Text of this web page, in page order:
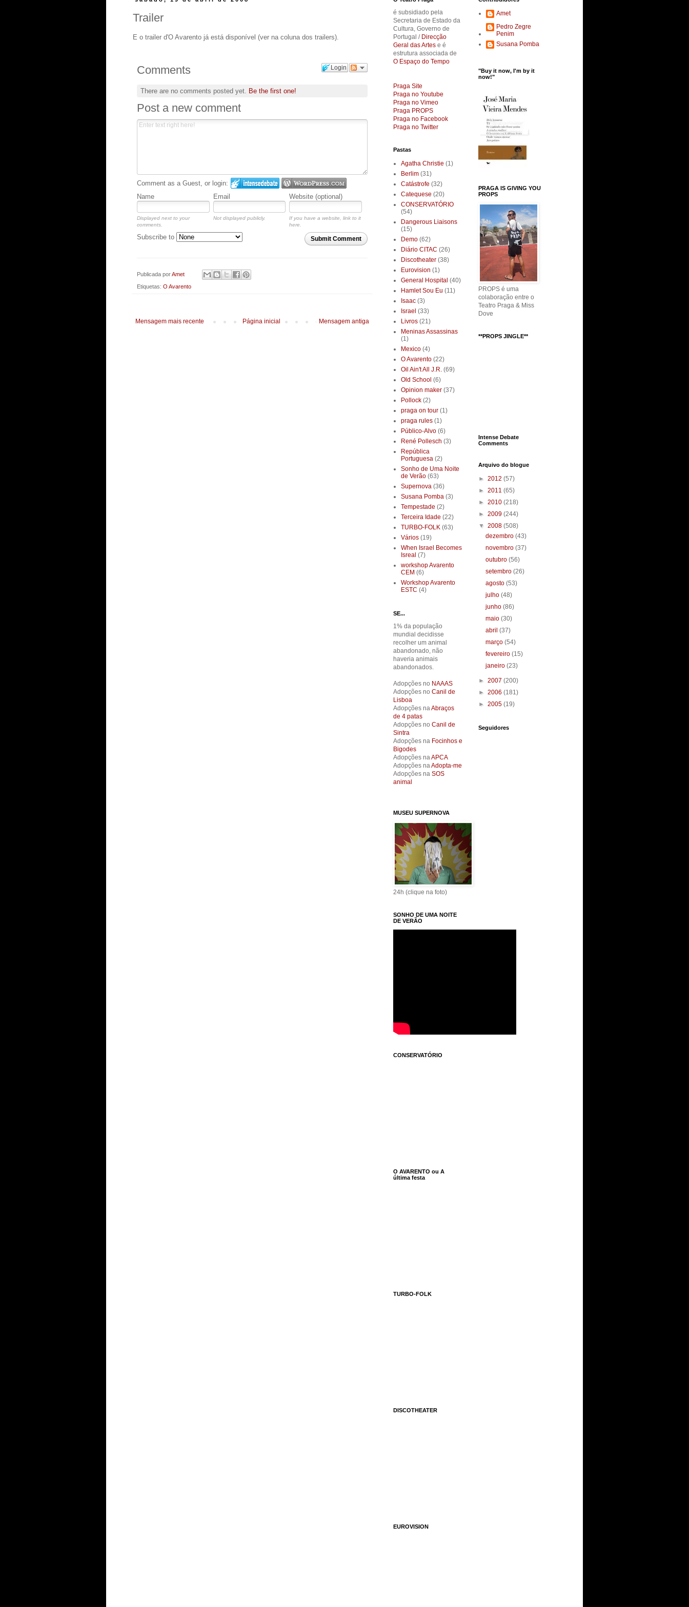
Trailer
E o trailer d'O Avarento já está disponível (ver na coluna dos trailers).
Login
Comments
There are no comments posted yet. Be the first one!
Post a new comment
Comment as a Guest, or login:
Name
Email Website (optional)
Displayed next to your
comments.
Not displayed publicly.
If you have a website, link to it
here.
Submit Comment
Subscribe to
Publicada porAmet
Etiquetas: O Avarento
Mensagem mais recente Mensagem antiga
Página inicial
é subsidiado pela
Secretaria de Estado da
Cultura, Governo de
Portugal / Direcção
Geral das Artes e é
estrutura associada de
O Espaço do Tempo
Praga Site
Praga no Youtube
Praga no Vimeo
Praga PROPS
Praga no Facebook
Praga no Twitter
Pastas
Agatha Christie (1)
Berlim (31)
Catástrofe (32)
Catequese (20)
CONSERVATÓRIO
(54)
Dangerous Liaisons
(15)
Demo (62)
Diário CITAC (26)
Discotheater (38)
Eurovision (1)
General Hospital (40)
Hamlet Sou Eu (11)
Isaac (3)
Israel (33)
Livros (21)
Meninas Assassinas
(1)
Mexico (4)
O Avarento (22)
Oil Ain't All J.R. (69)
Old School (6)
Opinion maker (37)
Pollock (2)
praga on tour (1)
praga rules (1)
Público-Alvo (6)
René Pollesch (3)
República
Portuguesa (2)
Sonho de Uma Noite
de Verão (63)
Supernova (36)
Susana Pomba (3)
Tempestade (2)
Terceira Idade (22)
TURBO-FOLK (63)
Vários (19)
When Israel Becomes
Isreal (7)
workshop Avarento
CEM (6)
Workshop Avarento
ESTC (4)
SE...
1% da população
mundial decidisse
recolher um animal
abandonado, não
haveria animais
abandonados.
Adopções no NAAAS
Adopções no Canil de
Lisboa
Adopções naAbraços
de 4 patas
Adopções no Canil de
Sintra
Adopções na Focinhos e
Bigodes
Adopções naAPCA
Adopções naAdopta-me
Adopções na SOS
animal
MUSEU SUPERNOVA
24h (clique na foto)
SONHO DE UMA NOITE
DE VERÃO
CONSERVATÓRIO
O AVARENTO ou A
última festa
TURBO-FOLK
DISCOTHEATER
EUROVISION
Amet
Pedro Zegre
Penim
Susana Pomba
"Buy it now, I'm by it
now!"
PRAGA IS GIVING YOU
PROPS
PROPS é uma
colaboração entre o
Teatro Praga & Miss
Dove
**PROPS JINGLE**
Intense Debate
Comments
Arquivo do blogue
► 2012 (57)
► 2011 (65)
► 2010 (218)
► 2009 (244)
▼ 2008 (508)
dezembro(43)
novembro(37)
outubro(56)
setembro(26)
agosto(53)
julho(48)
junho(86)
maio(30)
abril(37)
março(54)
fevereiro(15)
janeiro(23)
► 2007 (200)
► 2006 (181)
► 2005 (19)
Seguidores